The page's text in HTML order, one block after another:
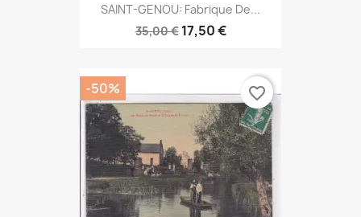
SAINT-GENOU: Fabrique De...
35,00 € 17,50 €
-50% favorite_border